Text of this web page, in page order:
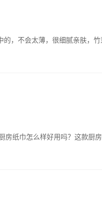
，不会太薄，很细腻亲肤，
纸巾怎么样好用吗？这款厨